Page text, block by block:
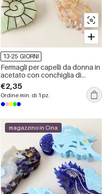
13-25 GIORNI
Fermagli per capelli da donna in
acetato con conchiglia di
tartaruga dal design unico
€2,35
Ordine min. di 1 pz.
magazzino in Cina